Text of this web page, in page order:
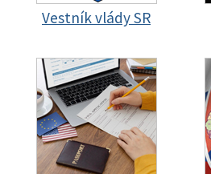
Vestník vlády SR